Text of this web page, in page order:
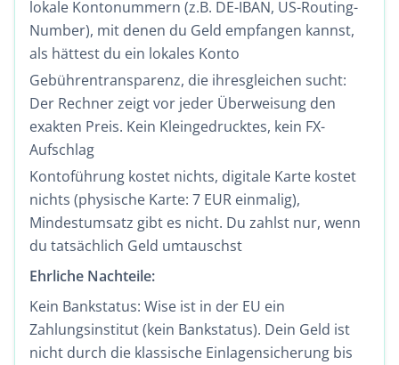
lokale Kontonummern (z.B. DE-IBAN, US-Routing-
Number), mit denen du Geld empfangen kannst,
als hättest du ein lokales Konto
Gebührentransparenz, die ihresgleichen sucht:
Der Rechner zeigt vor jeder Überweisung den
exakten Preis. Kein Kleingedrucktes, kein FX-
Aufschlag
Kontoführung kostet nichts, digitale Karte kostet
nichts (physische Karte: 7 EUR einmalig),
Mindestumsatz gibt es nicht. Du zahlst nur, wenn
du tatsächlich Geld umtauschst
Ehrliche Nachteile:
Kein Bankstatus: Wise ist in der EU ein
Zahlungsinstitut (kein Bankstatus). Dein Geld ist
nicht durch die klassische Einlagensicherung bis